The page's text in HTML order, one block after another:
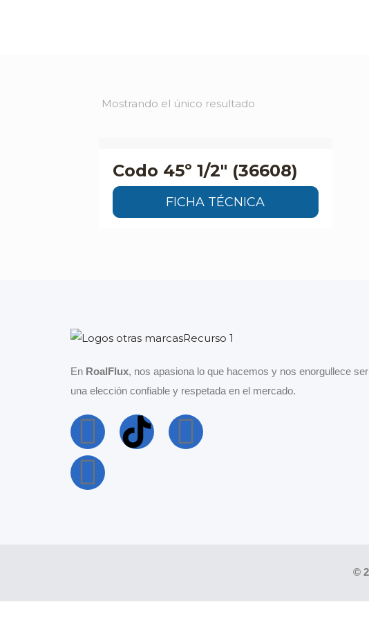
Mostrando el único resultado
Codo 45º 1/2″ (36608)
FICHA TÉCNICA
En RoalFlux, nos apasiona lo que hacemos y nos enorgullece ser
una elección confiable y respetada en el mercado.
©